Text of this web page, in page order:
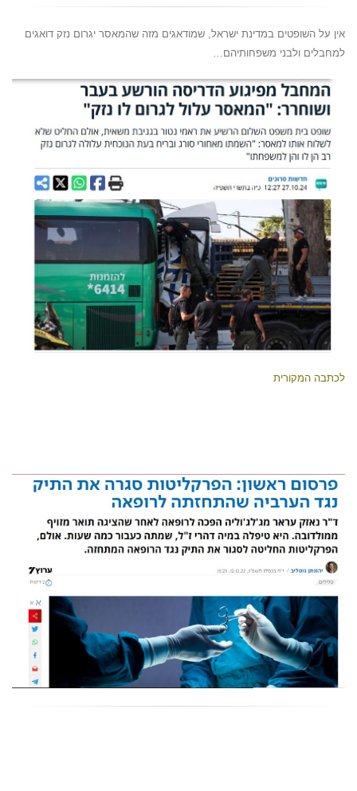
אין על השופטים במדינת ישראל, שמודאגים מזה שהמאסר יגרום נזק דואגים
למחבלים ולבני משפחותיהם…
לכתבה המקורית